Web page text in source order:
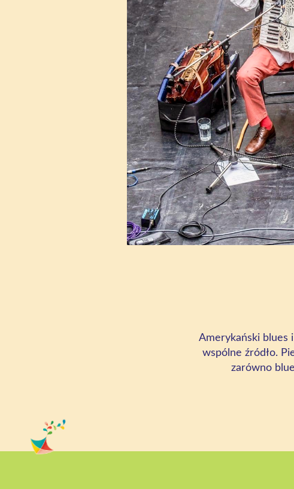
Amerykański blues
wspólne źródło.
zarówno